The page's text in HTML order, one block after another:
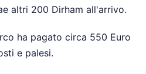
altri 200 Dirham all'arrivo.
ha pagato circa 550 Euro
e palesi.